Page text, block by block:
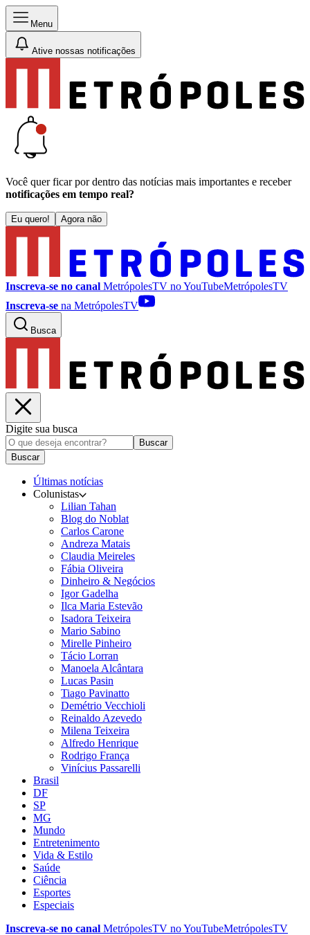
Menu
Ative nossas notificações
Você quer ficar por dentro das notícias mais importantes e receber
notificações em tempo real?
Eu quero! Agora não
Inscreva-se no canal MetrópolesTV noYouTubeMetrópolesTV
Inscreva-se na MetrópolesTV
Busca
Digite sua busca
Buscar
Buscar
Últimas notícias
Colunistas
Lilian Tahan
Blog do Noblat
Carlos Carone
Andreza Matais
Claudia Meireles
Fábia Oliveira
Dinheiro & Negócios
Igor Gadelha
Ilca Maria Estevão
Isadora Teixeira
Mario Sabino
Mirelle Pinheiro
Tácio Lorran
Manoela Alcântara
Lucas Pasin
Tiago Pavinatto
Demétrio Vecchioli
Reinaldo Azevedo
Milena Teixeira
Alfredo Henrique
Rodrigo França
Vinícius Passarelli
Brasil
DF
SP
MG
Mundo
Entretenimento
Vida & Estilo
Saúde
Ciência
Esportes
Especiais
Inscreva-se no canal MetrópolesTV noYouTubeMetrópolesTV